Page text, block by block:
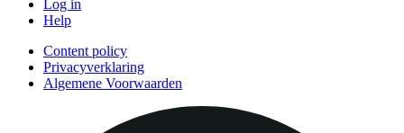
Log in
Help
Content policy
Privacyverklaring
Algemene Voorwaarden